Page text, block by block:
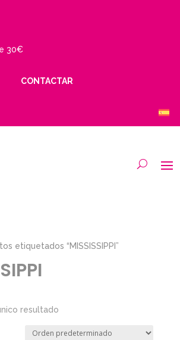
30€
CONTACTAR
etiquetados “MISSISSIPPI”
resultado